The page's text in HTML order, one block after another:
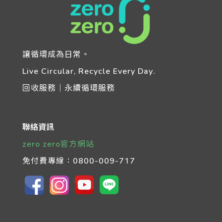
讓循環成為日常。
Live Circular, Recycle Every Day.
回收服務｜永續循環服務
聯絡資訊
zero zero官方網站
免付費專線： 0800-009-717